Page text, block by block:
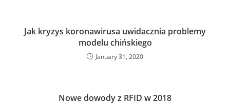
Jak kryzys koronawirusa uwidacznia problemy
modelu chińskiego
January 31, 2020
Nowe dowody z RFID w 2018